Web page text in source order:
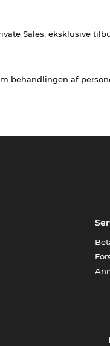
Sales, eksklusive
behandlingen af